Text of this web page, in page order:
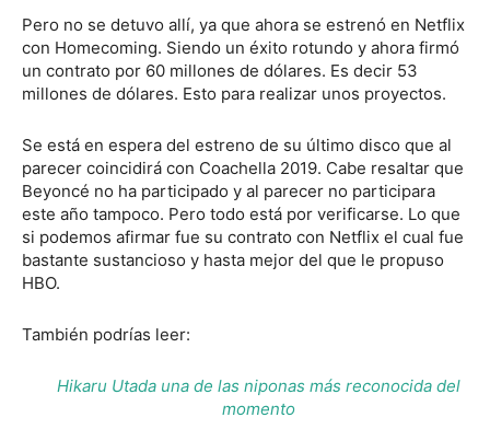
Pero no se detuvo allí, ya que ahora se estrenó en Netflix
con Homecoming. Siendo un éxito rotundo y ahora firmó
un contrato por 60 millones de dólares. Es decir 53
millones de dólares. Esto para realizar unos proyectos.
Se está en espera del estreno de su último disco que al
parecer coincidirá con Coachella 2019. Cabe resaltar que
Beyoncé no ha participado y al parecer no participara
este año tampoco. Pero todo está por verificarse. Lo que
si podemos afirmar fue su contrato con Netflix el cual fue
bastante sustancioso y hasta mejor del que le propuso
HBO.
También podrías leer:
Hikaru Utada una de las niponas más reconocida del
momento